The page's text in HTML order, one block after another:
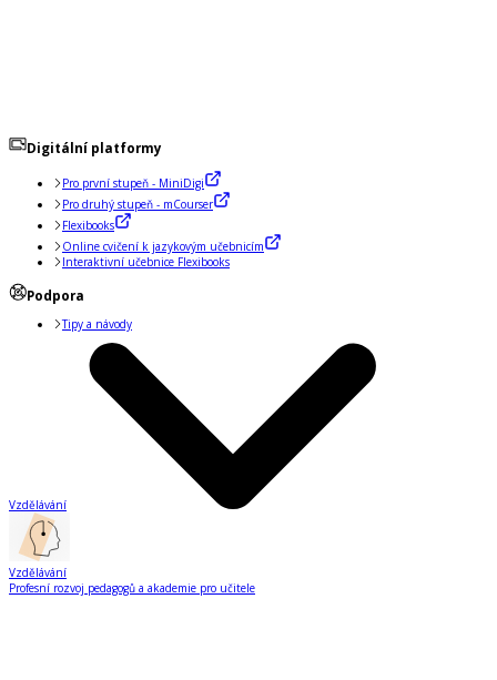
Digitální platformy
Pro první stupeň - MiniDigi
Pro druhý stupeň - mCourser
Flexibooks
Online cvičení k jazykovým učebnicím
Interaktivní učebnice Flexibooks
Podpora
Tipy a návody
Vzdělávání
Vzdělávání
Profesní rozvoj pedagogů a akademie pro učitele